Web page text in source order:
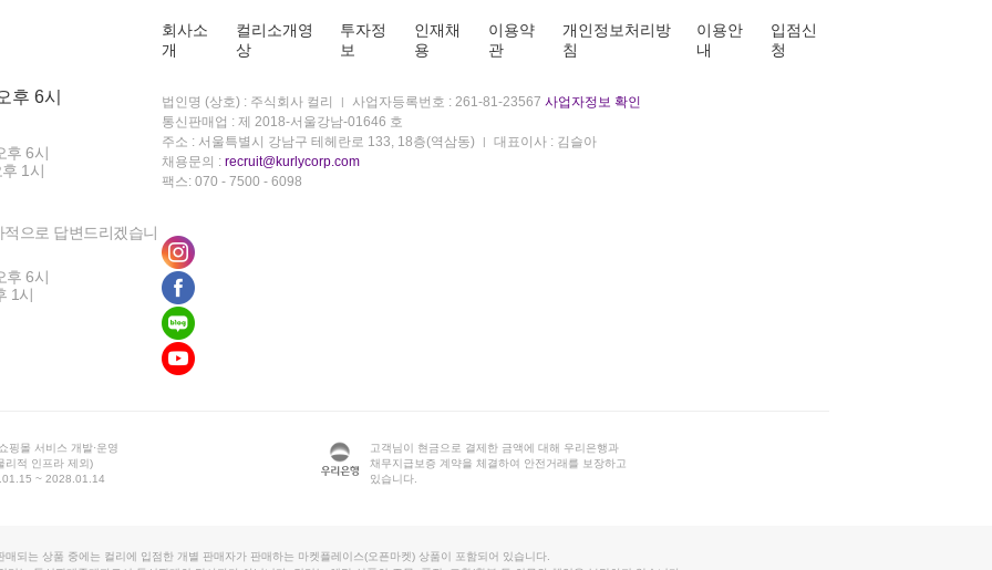
후 6시
후 6시
1시
으로 답변드리겠습니
후 6시
1시
회사소
개
컬리소개영
상
투자정
보
인재채
용
이용약
관
개인정보처리방
침
이용안
내
입점신
청
법인명 (상호) : 주식회사 컬리 사업자등록번호 : 261-81-23567 사업자정보 확인
통신판매업 : 제 2018-서울강남-01646 호
주소 : 서울특별시 강남구 테헤란로 133, 18층(역삼동)
대표이사 : 김슬아
채용문의 : recruit@kurlycorp.com
팩스: 070 - 7500 - 6098
핑몰 서비스 개발·운영
리적 인프라 제외)
~ 2028.01.14
고객님이 현금으로 결제한 금액에 대해 우리은행과
채무지급보증 계약을 체결하여 안전거래를 보장하고
있습니다.
매되는 상품 중에는 컬리에 입점한 개별 판매자가 판매하는 마켓플레이스(오픈마켓) 상품이 포함되어 있습니다.